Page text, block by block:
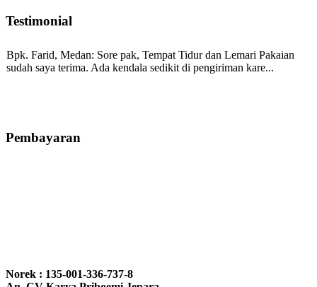
Testimonial
Bpk. Farid, Medan: Sore pak, Tempat Tidur dan Lemari Pakaian
sudah saya terima. Ada kendala sedikit di pengiriman kare...
bale2 dan kursi teras saya sudah saya terima dan p...
nyesel deh beli geby...
Pembayaran
Norek : 135-001-336-737-8